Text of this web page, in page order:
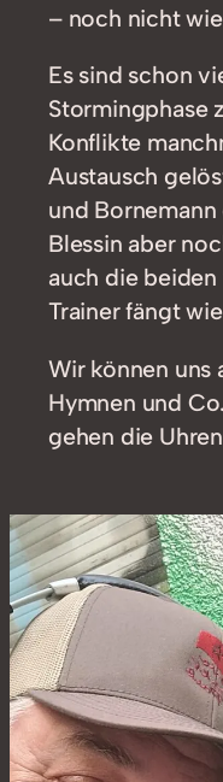
– noch nicht
Es sind schon
Stormingphase
Konflikte
Austausch
und
Blessin aber
auch die
Trainer fängt
Wir können uns
Hymnen und
gehen die